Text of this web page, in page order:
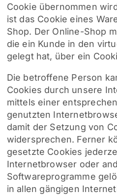
Cookie übernommen
ist das Cookie eines
Shop. Der Online-Shop
die ein Kunde in den
gelegt hat, über ein
Die betroffene Person
Cookies durch unsere
mittels einer
genutzten
damit der Setzung von
widersprechen. Ferner
gesetzte Cookies
Internetbrowser oder
Softwareprogramme
in allen gängigen